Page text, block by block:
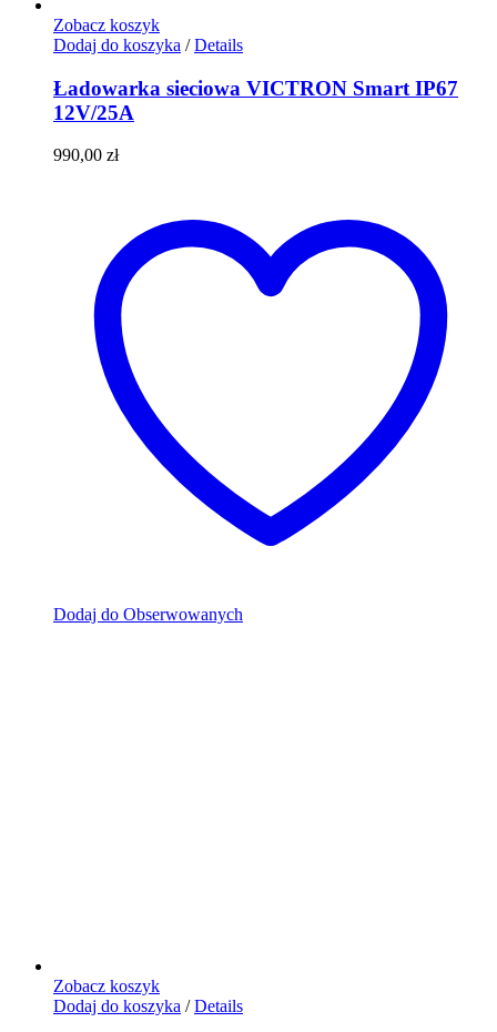
Zobacz koszyk
Dodaj do koszyka / Details
Ładowarka sieciowa VICTRON Smart IP67
12V/25A
990,00 zł
Dodaj do Obserwowanych
Zobacz koszyk
Dodaj do koszyka / Details